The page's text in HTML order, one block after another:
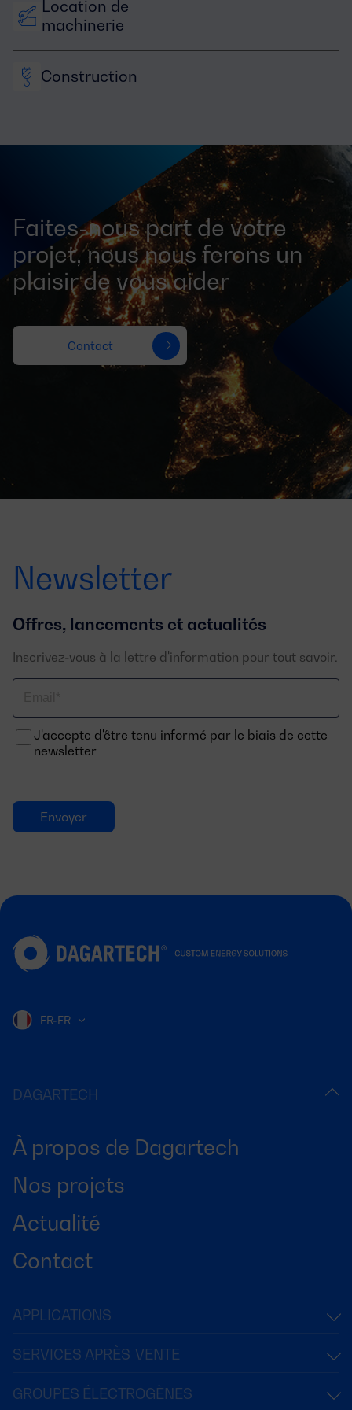
Location de
machinerie
Construction
Faites-nous part de votre
projet, nous nous ferons un
plaisir de vous aider
Contact
Newsletter
Offres, lancements et actualités
Inscrivez-vous à la lettre d'information pour tout savoir.
J'accepte d'être tenu informé par le biais de cette
newsletter
DAGARTECH
À propos de Dagartech
Nos projets
Actualité
Contact
FR-FR
APPLICATIONS
SERVICES APRÈS-VENTE
GROUPES ÉLECTROGÈNES